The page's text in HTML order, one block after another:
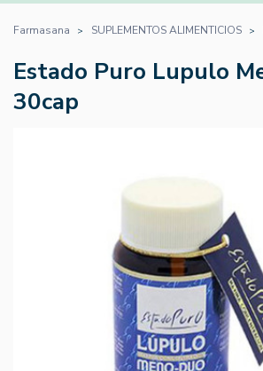
Farmasana SUPLEMENTOS ALIMENTICIOS
Estado Puro Lupulo
30cap